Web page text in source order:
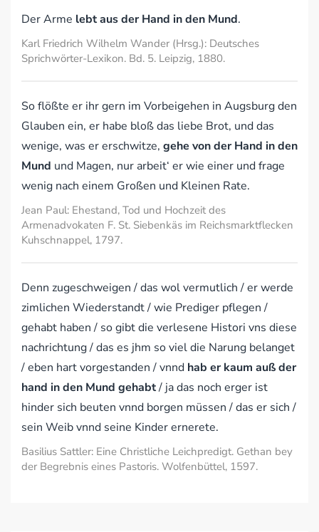
Der Arme lebt aus der Hand in den Mund.
Karl Friedrich Wilhelm Wander (Hrsg.): Deutsches
Sprichwörter-Lexikon. Bd. 5. Leipzig, 1880.
So flößte er ihr gern im Vorbeigehen in Augsburg den
Glauben ein, er habe bloß das liebe Brot, und das
wenige, was er erschwitze, gehe von der Hand in den
Mund und Magen, nur arbeit‘ er wie einer und frage
wenig nach einem Großen und Kleinen Rate.
Jean Paul: Ehestand, Tod und Hochzeit des
Armenadvokaten F. St. Siebenkäs im Reichsmarktflecken
Kuhschnappel, 1797.
Denn zugeschweigen / das wol vermutlich / er werde
zimlichen Wiederstandt / wie Prediger pflegen /
gehabt haben / so gibt die verlesene Histori vns diese
nachrichtung / das es jhm so viel die Narung belanget
/ eben hart vorgestanden / vnnd hab er kaum auß der
hand in den Mund gehabt/ ja das noch erger ist
hinder sich beuten vnnd borgen müssen / das er sich /
sein Weib vnnd seine Kinder ernerete.
Basilius Sattler: Eine Christliche Leichpredigt. Gethan bey
der Begrebnis eines Pastoris. Wolfenbüttel, 1597.